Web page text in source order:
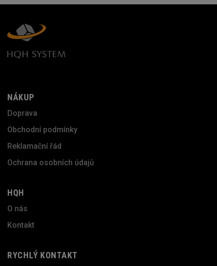
NÁKUP
Doprava
Obchodní podmínky
Reklamační řád
Ochrana osobních údajů
HQH
O nás
Kontakt
RYCHLÝ KONTAKT